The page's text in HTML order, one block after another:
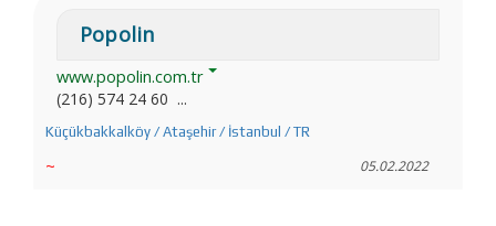
Popolin
www.popolin.com.tr
(216) 574 24 60 ...
Küçükbakkalköy / Ataşehir / İstanbul / TR
~ 05.02.2022